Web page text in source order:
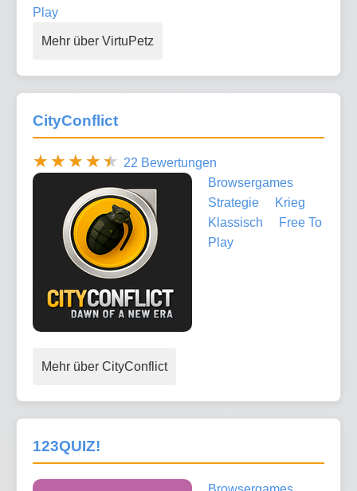
Play
Mehr über VirtuPetz
CityConflict
22 Bewertungen
Browsergames
Strategie
Krieg
Klassisch
Free To
Play
Mehr über CityConflict
123QUIZ!